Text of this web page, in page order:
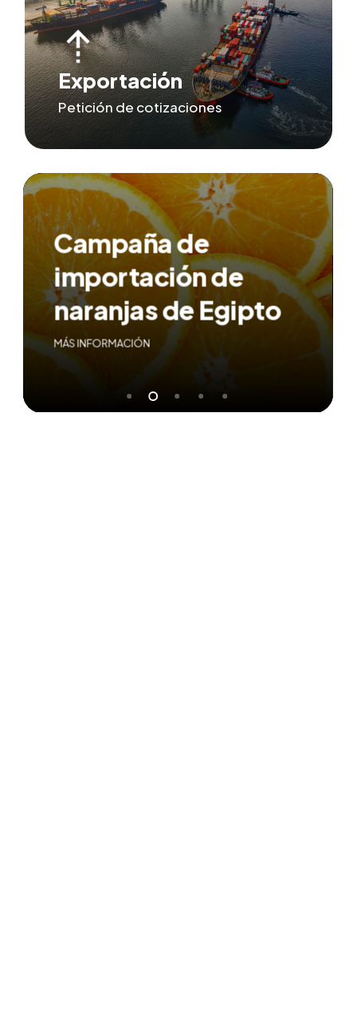
Exportación
Petición de cotizaciones
Campaña de
importación de
naranjas de Egipto
MÁS INFORMACIÓN